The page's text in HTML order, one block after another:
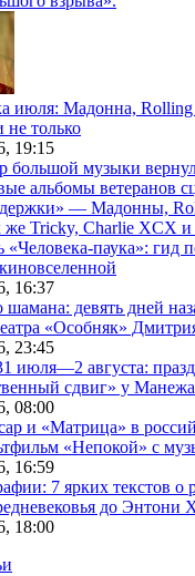
июля: Мадонна, Rolling
только
19:15
большой музыки
альбомы ветеранов
— Мадонны,
же Tricky, Charlie XCX и
«Человека-паука»: гид
16:37
шамана: девять дней
«Особняк»
23:45
июля—2 августа:
сдвиг» у
08:00
и «Матрица» в
«Непокой» с
16:59
7 ярких текстов о
до Энтони
18:00